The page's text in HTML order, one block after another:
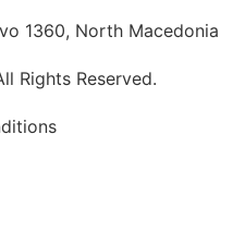
1360, North Macedonia
Rights Reserved.